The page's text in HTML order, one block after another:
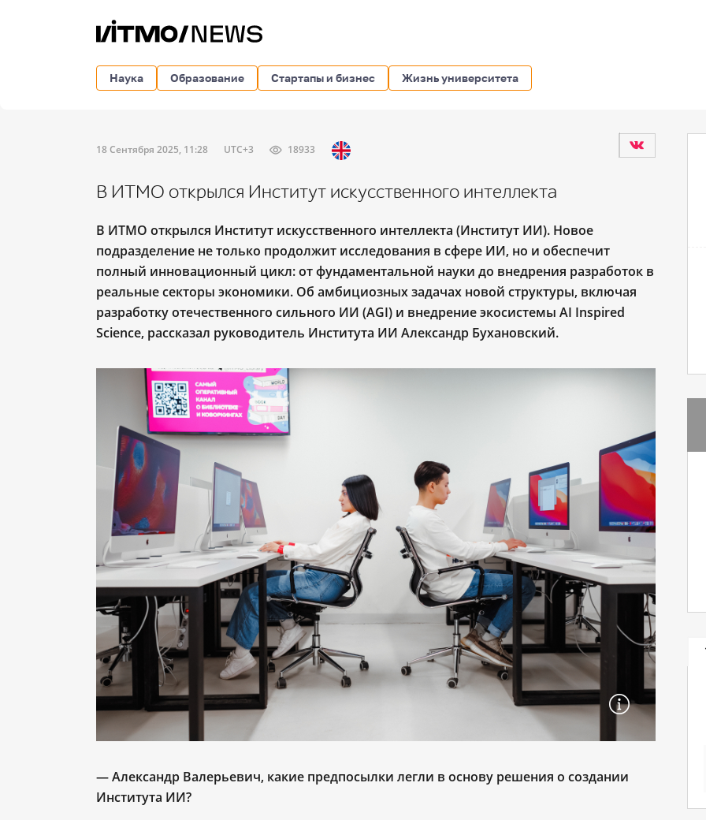
Наука Образование Стартапы и бизнес Жизнь университета
18 Сентября 2025, 11:28 UTC+3 18933
В ИТМО открылся Институт искусственного интеллекта
В ИТМО открылся Институт искусственного интеллекта (Институт ИИ). Новое
подразделение не только продолжит исследования в сфере ИИ, но и обеспечит
полный инновационный цикл: от фундаментальной науки до внедрения разработок в
реальные секторы экономики. Об амбициозных задачах новой структуры, включая
разработку отечественного сильного ИИ (AGI) и внедрение экосистемы AI Inspired
Science, рассказал руководитель Института ИИ Александр Бухановский.
— Александр Валерьевич, какие предпосылки легли в основу решения о создании
Института ИИ?